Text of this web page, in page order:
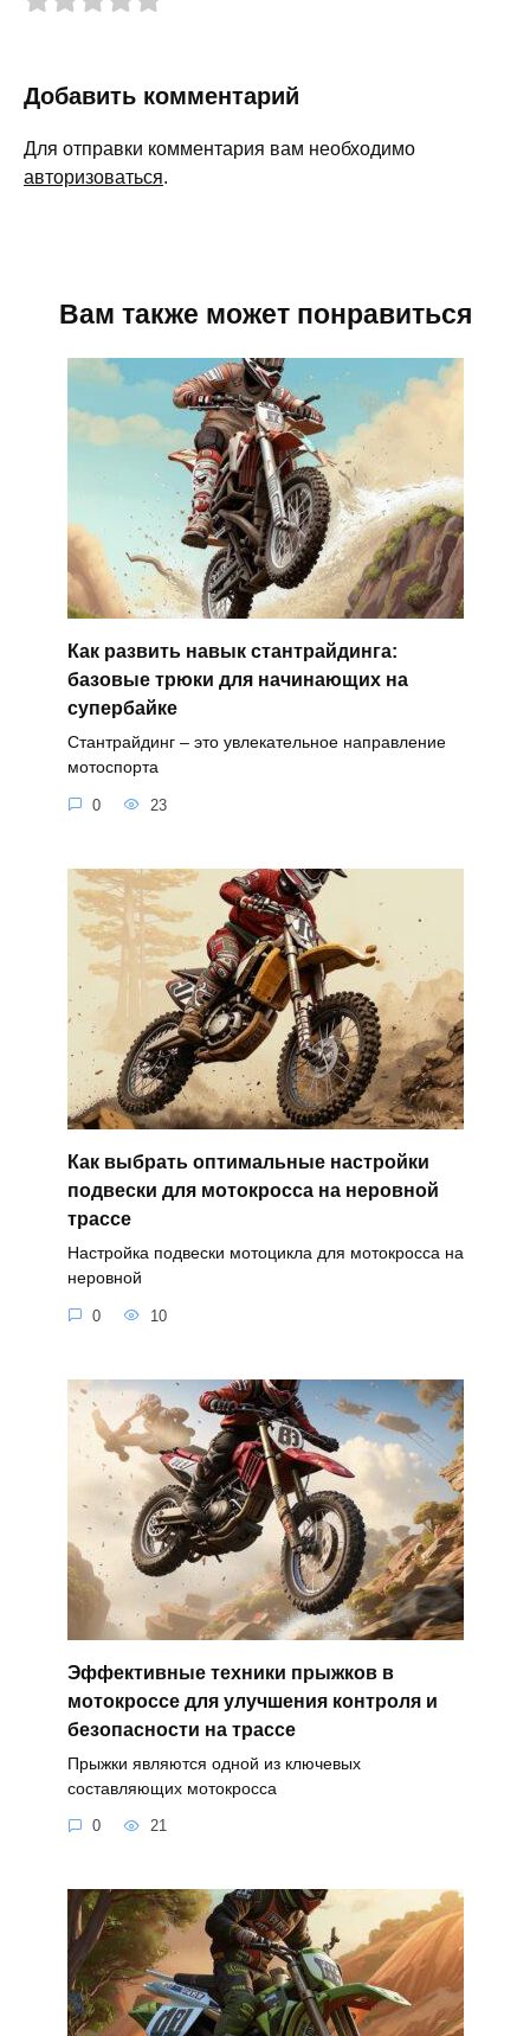
Добавить комментарий
Для отправки комментария вам необходимо
авторизоваться.
Вам также может понравиться
Как развить навык стантрайдинга:
базовые трюки для начинающих на
супербайке
Стантрайдинг – это увлекательное направление
мотоспорта
0 23
Как выбрать оптимальные настройки
подвески для мотокросса на неровной
трассе
Настройка подвески мотоцикла для мотокросса на
неровной
0 10
Эффективные техники прыжков в
мотокроссе для улучшения контроля и
безопасности на трассе
Прыжки являются одной из ключевых
составляющих мотокросса
0 21